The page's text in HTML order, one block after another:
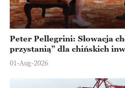
Peter Pellegrini: Słowacja
przystanią” dla chińskich
Europejskiej
01-Aug-2026